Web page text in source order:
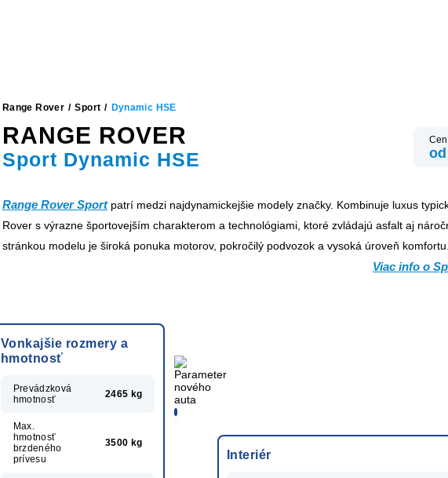
Range Rover / Sport / Dynamic HSE
RANGE ROVER
Sport Dynamic HSE
Range Rover Sportpatrí medzi najdynamickejšie modely značky. Kombinuje luxus
Rover s výrazne športovejším charakterom a technológiami, ktoré zvládajú asfalt aj
stránkou modelu je široká ponuka motorov, pokročilý podvozok a vysoká úroveň
Viac info o
Vonkajšie rozmery a
hmotnosť
Prevádzková
hmotnosť
2465 kg
Max.
hmotnosť
brzdeného
prívesu
3500 kg
Interiér